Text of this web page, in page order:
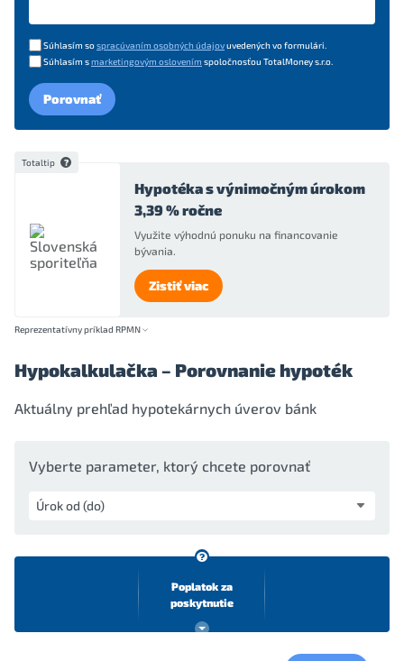
Súhlasím sospracúvaním osobných údajovuvedených vo formulári.
Súhlasím smarketingovým oslovením spoločnosťou TotalMoney s.r.o.
Porovnať
Totaltip
Hypotéka s výnimočným úrokom
3,39 % ročne
Využite výhodnú ponuku na financovanie
bývania.
Zistiť viac
Reprezentatívny príklad RPMN
Hypokalkulačka – Porovnanie hypoték
Aktuálny prehľad hypotekárnych úverov bánk
Vyberte parameter, ktorý chcete porovnať
Poplatok za
poskytnutie